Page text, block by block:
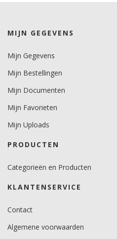
MIJN GEGEVENS
Mijn Gegevens
Mijn Bestellingen
Mijn Documenten
Mijn Favorieten
Mijn Uploads
PRODUCTEN
Categorieën en Producten
KLANTENSERVICE
Contact
Algemene voorwaarden